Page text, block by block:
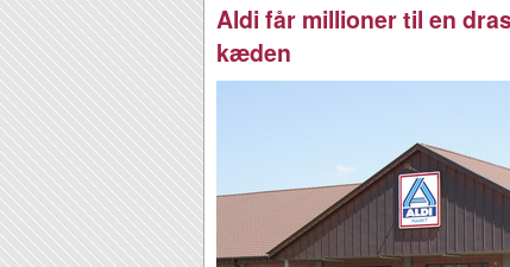
Aldi får millioner til en
kæden